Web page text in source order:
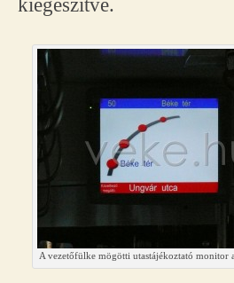
kiegészítve.
A vezetőfülke mögötti utastájékoztató monitor